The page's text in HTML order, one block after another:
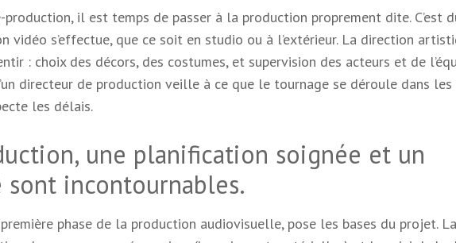
production, il est temps de passer à la production proprement dite. C’est
vidéo s’effectue, que ce soit en studio ou à l’extérieur. La direction
: choix des décors, des costumes, et supervision des acteurs et de
directeur de production veille à ce que le tournage se déroule dans les
les délais.
une planification soignée et un
incontournables.
phase de la production audiovisuelle, pose les bases du projet. La